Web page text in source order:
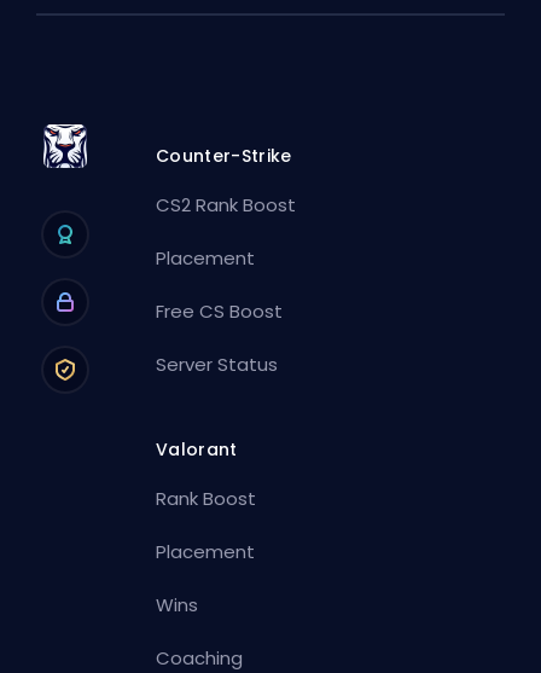
Counter-Strike
CS2 Rank Boost
Placement
Free CS Boost
Server Status
Valorant
Rank Boost
Placement
Wins
Coaching